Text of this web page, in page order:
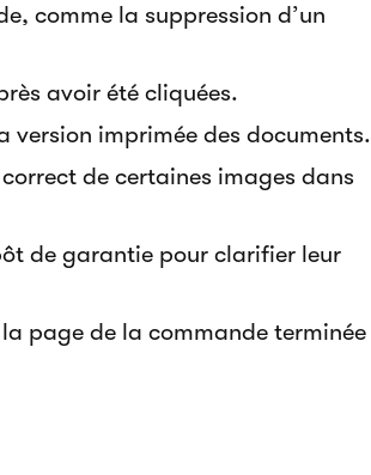
comme la suppression d’un
avoir été cliquées.
version imprimée des documents.
de certaines images dans
de garantie pour clarifier leur
page de la commande terminée